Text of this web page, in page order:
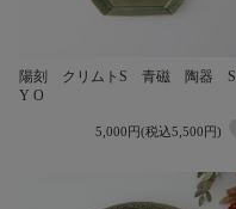
陽刻 クリムトS 青磁 陶器 S
Y O
5,000円(税込5,500円)